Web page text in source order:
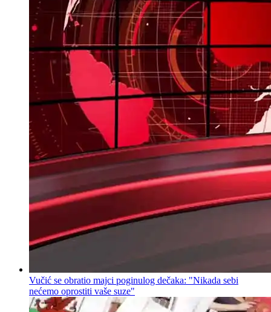
Vučić se obratio majci poginulog dečaka: "Nikada sebi
nećemo oprostiti vaše suze"